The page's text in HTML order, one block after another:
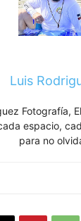
Luis
Fotografía,
espacio,
para no